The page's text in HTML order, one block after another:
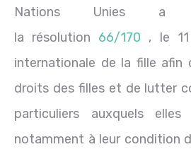
Nations Unies a
la résolution 66/170 , le
internationale de la fille
droits des filles et de lutter
particuliers auxquels
notamment à leur condition